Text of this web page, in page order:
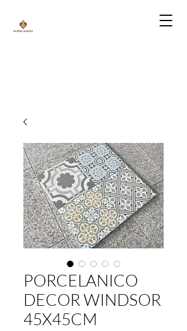
PORCELANICO
DECOR WINDSOR
45X45CM